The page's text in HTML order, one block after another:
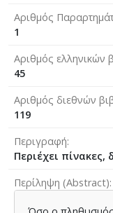
Αριθμός
1
Αριθμός ελληνικών
45
Αριθμός διεθνών
119
Περιγραφή
Περιέχει
Περίληψη (Abstract)